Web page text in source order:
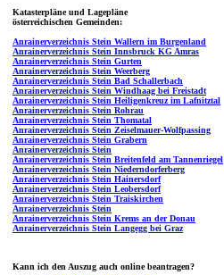
Katasterpläne und Lagepläne
österreichischen Gemeinden:
Anrainerverzeichnis Stein Wallern im Burgenland
Anrainerverzeichnis Stein Innsbruck KG Amras
Anrainerverzeichnis Stein Gurten
Anrainerverzeichnis Stein Weerberg
Anrainerverzeichnis Stein Bad Schallerbach
Anrainerverzeichnis Stein Windhaag bei Freistadt
Anrainerverzeichnis Stein Heiligenkreuz im Lafnitztal
Anrainerverzeichnis Stein Rohrau
Anrainerverzeichnis Stein Thomatal
Anrainerverzeichnis Stein Zeiselmauer-Wolfpassing
Anrainerverzeichnis Stein Grabern
Anrainerverzeichnis Stein
Anrainerverzeichnis Stein Breitenfeld am Tannenriegel
Anrainerverzeichnis Stein Niederndorferberg
Anrainerverzeichnis Stein Hainersdorf
Anrainerverzeichnis Stein Leobersdorf
Anrainerverzeichnis Stein Traiskirchen
Anrainerverzeichnis Stein
Anrainerverzeichnis Stein Krems an der Donau
Anrainerverzeichnis Stein Langegg bei Graz
Kann ich den Auszug auch online beantragen?